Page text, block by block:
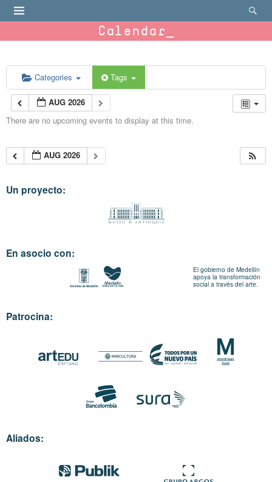
Calendar
Categories Tags
AUG 2026
There are no upcoming events to display at this time.
AUG 2026
Un proyecto:
En asocio con:
El gobierno de Medellín
apoya la transformación
social a través del arte.
Patrocina:
Aliados: